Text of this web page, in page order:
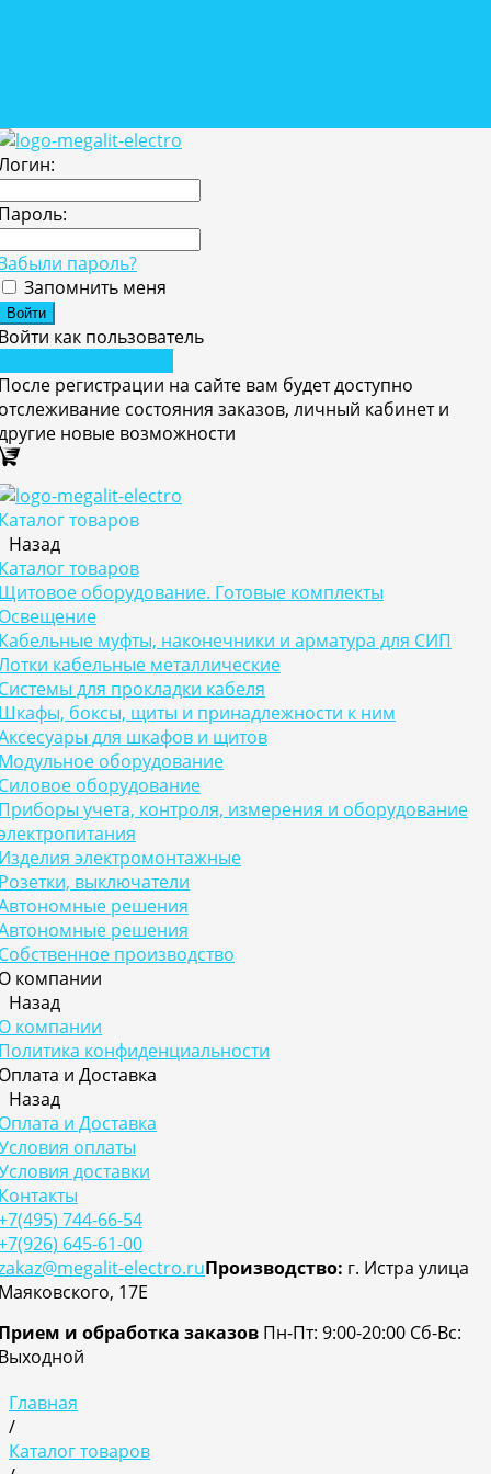
пароль?
Запомнить меня
как пользователь
регистрации на сайте вам будет доступно
состояния заказов, личный кабинет и
новые возможности
товаров
Назад
товаров
оборудование. Готовые комплекты
муфты, наконечники и арматура для СИП
кабельные металлические
для прокладки кабеля
боксы, щиты и принадлежности к ним
для шкафов и щитов
оборудование
оборудование
учета, контроля, измерения и оборудование
электромонтажные
выключатели
решения
решения
производство
компании
Назад
компании
конфиденциальности
и Доставка
Назад
и Доставка
оплаты
доставки
744-66-54
645-61-00
electro.ruПроизводство: г. Истра улица
17Е
и обработка заказов Пн-Пт: 9:00-20:00 Cб-Вс:
Главная
/
Каталог товаров